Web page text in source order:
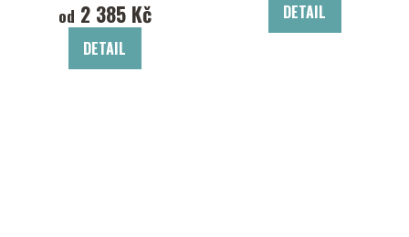
od 2 385 Kč
DETAIL
DETAIL